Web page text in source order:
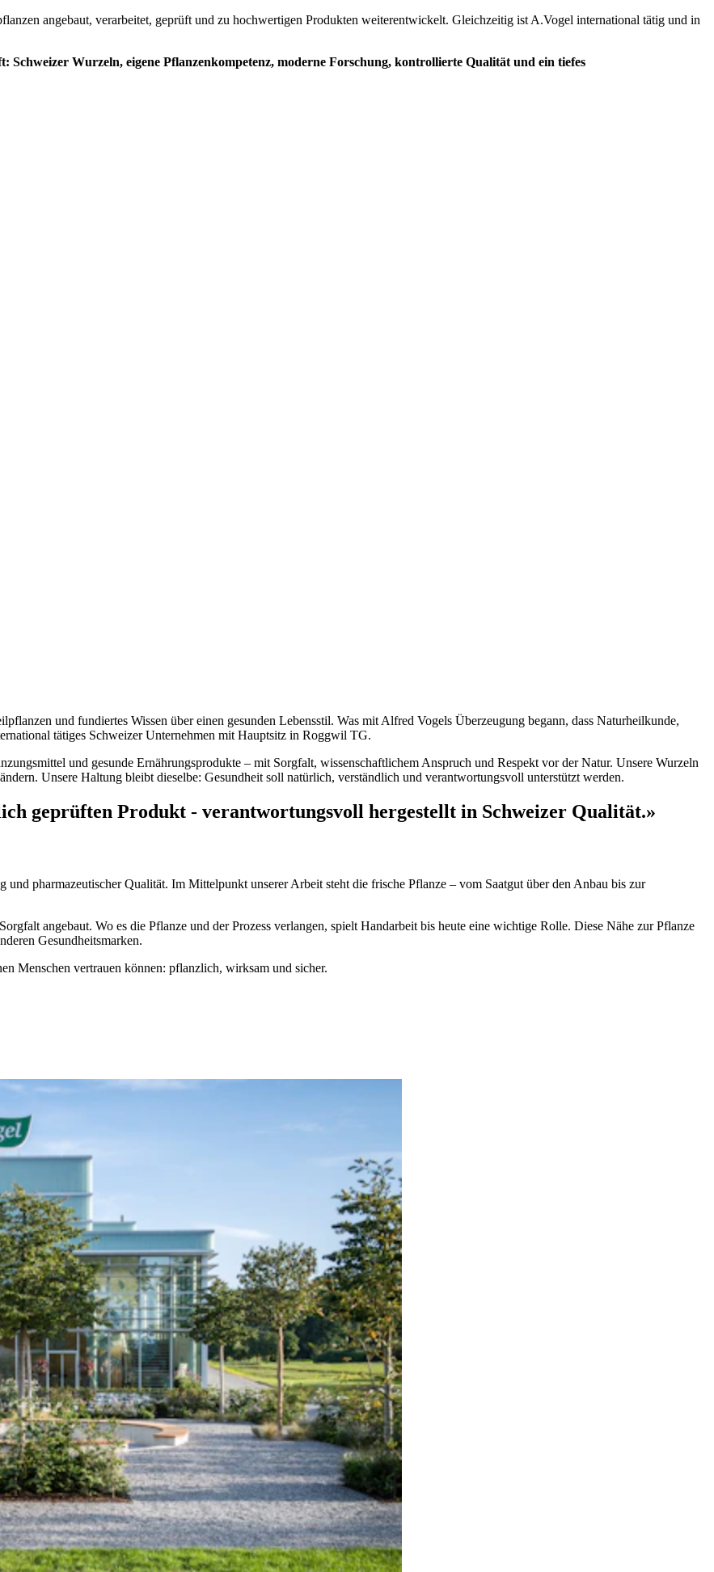
angebaut, verarbeitet, geprüft und zu hochwertigen Produkten weiterentwickelt. Gleichzeitig ist A.Vogel international tätig und in
Wurzeln, eigene Pflanzenkompetenz, moderne Forschung, kontrollierte Qualität und ein tiefes
und fundiertes Wissen über einen gesunden Lebensstil. Was mit Alfred Vogels Überzeugung begann, dass Naturheilkunde,
tätiges Schweizer Unternehmen mit Hauptsitz in Roggwil TG.
und gesunde Ernährungsprodukte – mit Sorgfalt, wissenschaftlichem Anspruch und Respekt vor der Natur. Unsere Wurzeln
Unsere Haltung bleibt dieselbe: Gesundheit soll natürlich, verständlich und verantwortungsvoll unterstützt werden.
geprüften Produkt - verantwortungsvoll hergestellt in Schweizer Qualität.»
pharmazeutischer Qualität. Im Mittelpunkt unserer Arbeit steht die frische Pflanze – vom Saatgut über den Anbau bis zur
angebaut. Wo es die Pflanze und der Prozess verlangen, spielt Handarbeit bis heute eine wichtige Rolle. Diese Nähe zur Pflanze
Gesundheitsmarken.
Menschen vertrauen können: pflanzlich, wirksam und sicher.